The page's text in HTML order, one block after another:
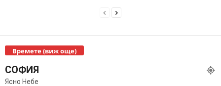
Времете (виж още)
СОФИЯ
Ясно Небе